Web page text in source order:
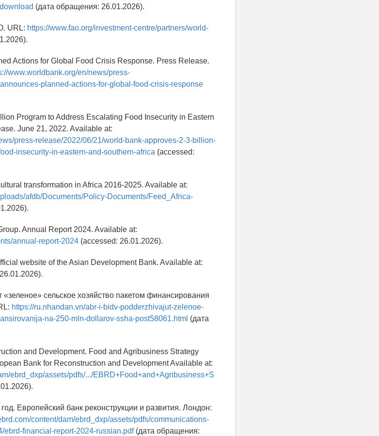
(дата обращения: 26.01.2026).
URL: https://www.fao.org/investment-centre/partners/world-
Actions for Global Food Crisis Response. Press Release.
www.worldbank.org/en/news/press-
planned-actions-for-global-food-crisis-response
Program to Address Escalating Food Insecurity in Eastern
June 21, 2022. Available at:
press-release/2022/06/21/world-bank-approves-2-3-billion-
insecurity-in-eastern-and-southern-africa (accessed:
transformation in Africa 2016-2025. Available at:
afdb/Documents/Policy-Documents/Feed_Africa-
Annual Report 2024. Available at:
annual-report-2024 (accessed: 26.01.2026).
website of the Asian Development Bank. Available at:
сельское хозяйство пакетом финансирования
https://ru.nhandan.vn/abr-i-bidv-podderzhivajut-zelenoe-
na-250-mln-dollarov-ssha-post58061.html (дата
and Development. Food and Agribusiness Strategy
Bank for Reconstruction and Development Available at:
ebrd_dxp/assets/pdfs/.../EBRD+Food+and+Agribusiness+S
Европейский банк реконструкции и развития. Лондон:
content/dam/ebrd_dxp/assets/pdfs/communications-
ebrd-financial-report-2024-russian.pdf(дата обращения: